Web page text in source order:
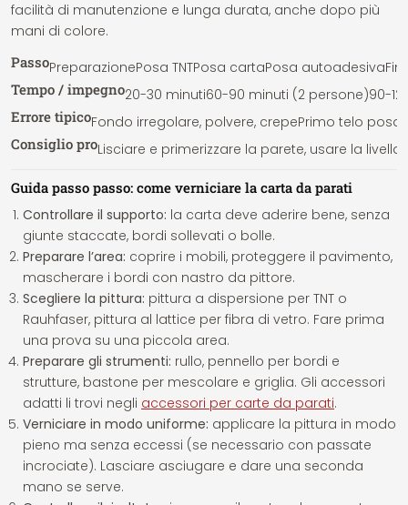
facilità di manutenzione e lunga durata, anche dopo più
mani di colore.
PassoPreparazionePosa TNTPosa cartaPosa autoadesiva
Tempo / impegno20-30 minuti60-90 minuti (2 persone)90-
Errore tipicoFondo irregolare, polvere, crepePrimo telo
Consiglio proLisciare e primerizzare la parete, usare la livella
Guida passo passo: come verniciare la carta da parati
Controllare il supporto: la carta deve aderire bene, senza
giunte staccate, bordi sollevati o bolle.
Preparare l’area: coprire i mobili, proteggere il pavimento,
mascherare i bordi con nastro da pittore.
Scegliere la pittura: pittura a dispersione per TNT o
Rauhfaser, pittura al lattice per fibra di vetro. Fare prima
una prova su una piccola area.
Preparare gli strumenti: rullo, pennello per bordi e
strutture, bastone per mescolare e griglia. Gli accessori
adatti li trovi negli accessori per carte da parati.
Verniciare in modo uniforme: applicare la pittura in modo
pieno ma senza eccessi (se necessario con passate
incrociate). Lasciare asciugare e dare una seconda
mano se serve.